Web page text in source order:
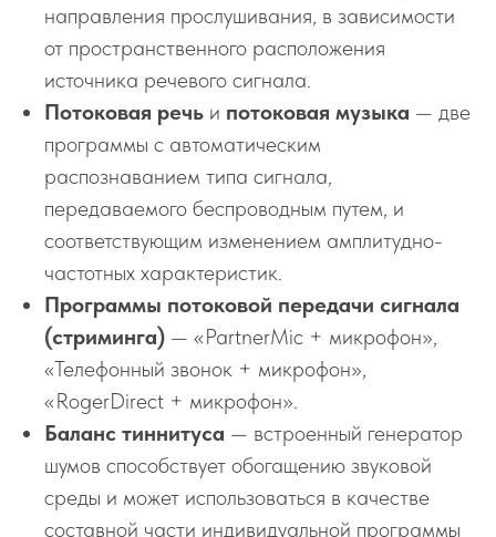
направления прослушивания, в зависимости
от пространственного расположения
источника речевого сигнала.
Потоковая речь и потоковая музыка — две
программы с автоматическим
распознаванием типа сигнала,
передаваемого беспроводным путем, и
соответствующим изменением амплитудно-
частотных характеристик.
Программы потоковой передачи сигнала
(стриминга) — «PartnerMic + микрофон»,
«Телефонный звонок + микрофон»,
«RogerDirect + микрофон».
Баланс тиннитуса — встроенный генератор
шумов способствует обогащению звуковой
среды и может использоваться в качестве
составной части индивидуальной программы